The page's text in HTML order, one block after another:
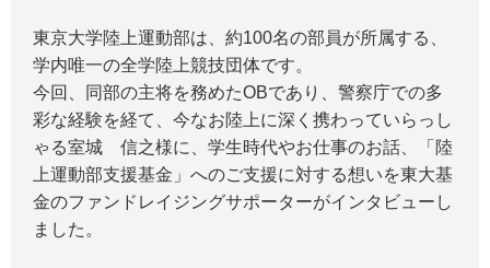
東京大学陸上運動部は、約100名の部員が所属する、
学内唯一の全学陸上競技団体です。
今回、同部の主将を務めたOBであり、警察庁での多
彩な経験を経て、今なお陸上に深く携わっていらっし
ゃる室城 信之様に、学生時代やお仕事のお話、「陸
上運動部支援基金」へのご支援に対する想いを東大基
金のファンドレイジングサポーターがインタビューし
ました。